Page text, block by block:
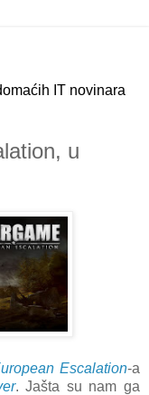
IT novinara
u
Escalation-a
. Jašta su nam ga